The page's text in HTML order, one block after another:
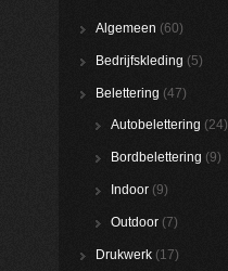
Algemeen (60)
Bedrijfskleding (5)
Belettering (47)
Autobelettering (24)
Bordbelettering (9)
Indoor (9)
Outdoor (7)
Drukwerk (17)